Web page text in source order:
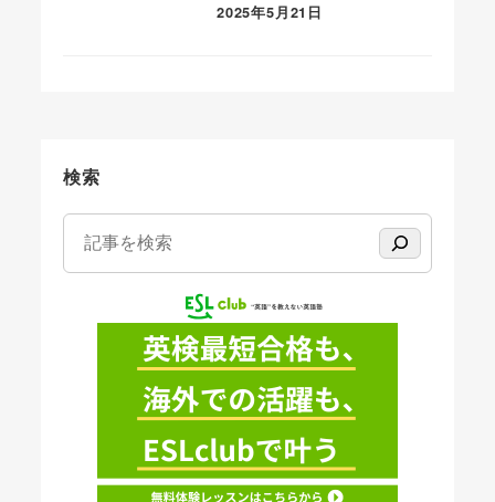
投稿日
2025年5月21日
検索